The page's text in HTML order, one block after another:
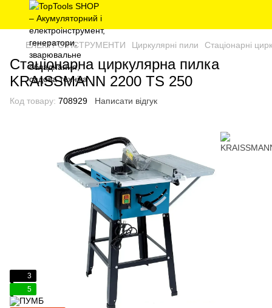
ЕЛЕКТРОІНСТРУМЕНТИ Циркулярні пили Стаціонарні
Стаціонарна циркулярна пилка
KRAISSMANN 2200 TS 250
Код товару: 708929 Написати відгук
3
5